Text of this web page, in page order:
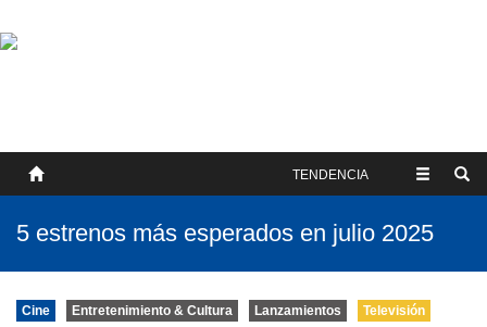
SOBRE NOSOTROS
TENDENCIA
5 estrenos más esperados en julio 2025
Cine Entretenimiento & Cultura Lanzamientos Televisión